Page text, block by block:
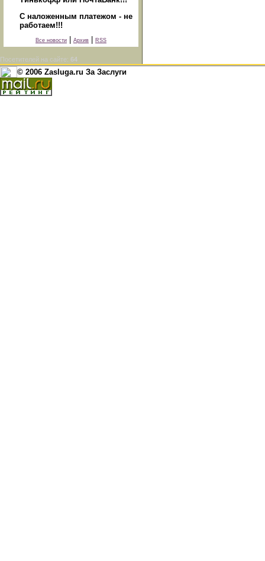
С наложенным платежом - не
работаем!!!
Все новости Архив RSS
Посетителей на сайте: 64
© 2006 Zasluga.ru За Заслуги